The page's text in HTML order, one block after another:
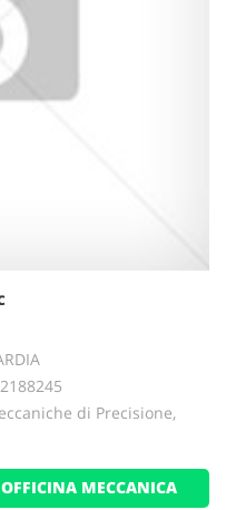
di Precisione,
MECCANICA